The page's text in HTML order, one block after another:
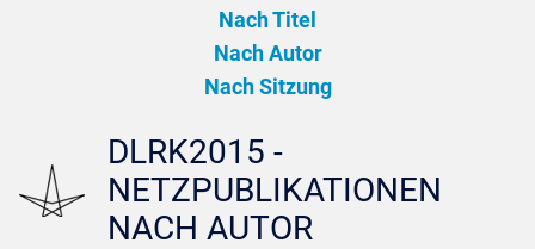
Nach Titel
Nach Autor
Nach Sitzung
DLRK2015 -
NETZPUBLIKATIONEN
NACH AUTOR